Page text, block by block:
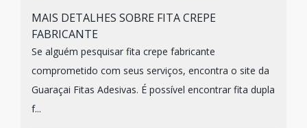
MAIS DETALHES SOBRE FITA CREPE
FABRICANTE
Se alguém pesquisar fita crepe fabricante
comprometido com seus serviços, encontra o site da
Guaraçai Fitas Adesivas. É possível encontrar fita dupla
f...